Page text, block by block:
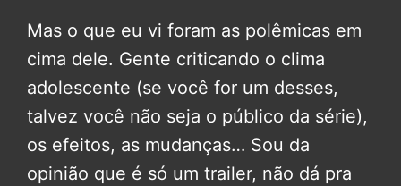
Mas o que eu vi foram as polêmicas em
cima dele. Gente criticando o clima
adolescente (se você for um desses,
talvez você não seja o público da série),
os efeitos, as mudanças… Sou da
opinião que é só um trailer, não dá pra